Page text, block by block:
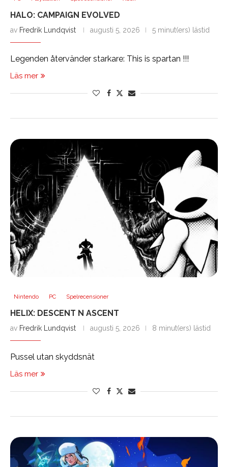
HALO: CAMPAIGN EVOLVED
av Fredrik Lundqvist augusti 5, 2026 5 minut(ers) lästid
Legenden återvänder starkare: This is spartan !!!
Läs mer
Nintendo PC Spelrecensioner
HELIX: DESCENT N ASCENT
av Fredrik Lundqvist augusti 5, 2026 8 minut(ers) lästid
Pussel utan skyddsnät
Läs mer